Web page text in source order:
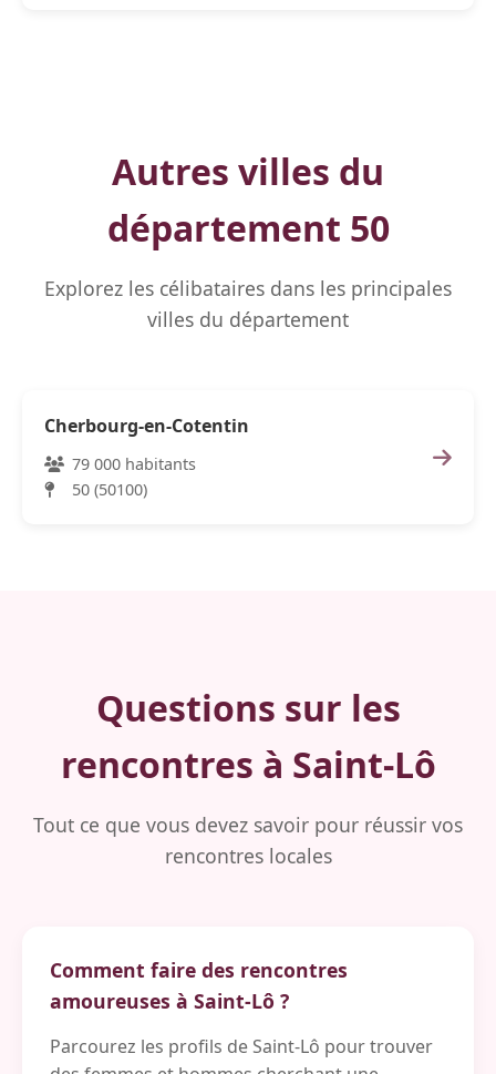
Autres villes du
département 50
Explorez les célibataires dans les principales
villes du département
Cherbourg-en-Cotentin
79 000 habitants
50 (50100)
Questions sur les
rencontres à Saint-Lô
Tout ce que vous devez savoir pour réussir vos
rencontres locales
Comment faire des rencontres
amoureuses à Saint-Lô ?
Parcourez les profils de Saint-Lô pour trouver